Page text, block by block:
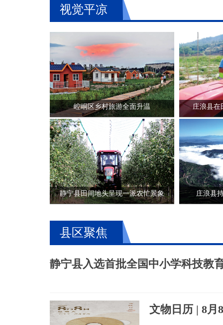
视觉平凉
崆峒区乡村旅游全面升温 庄浪县在
静宁县田间地头呈现一派农忙景象 庄浪县
县区聚焦
静宁县入选首批全国中小学科技教
文物日历 | 8月